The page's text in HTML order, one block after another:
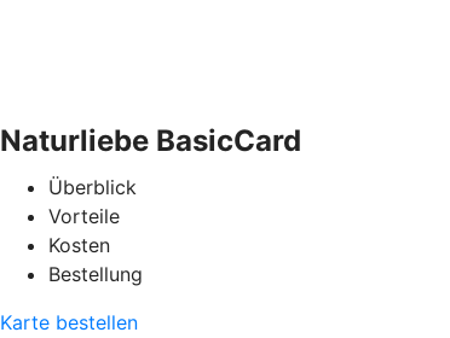
Naturliebe BasicCard
Überblick
Vorteile
Kosten
Bestellung
Karte bestellen